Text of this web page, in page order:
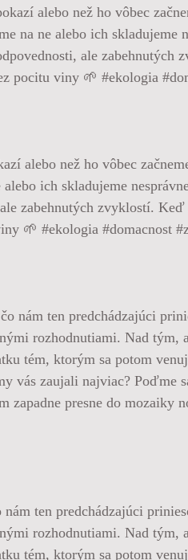
alebo než ho vôbec
ich skladujeme
zabehnutých zvyklostí.
🌱 #ekologia #domacnost
ten predchádzajúci
rozhodnutiami. Nad tým,
tém, ktorým sa potom